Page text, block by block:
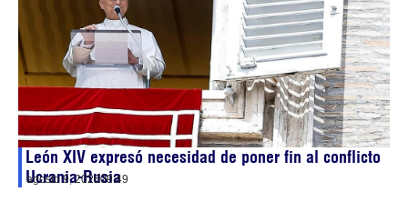
León XIV expresó necesidad de poner fin al conflicto
Ucrania-Rusia
agosto 9, 202609:49